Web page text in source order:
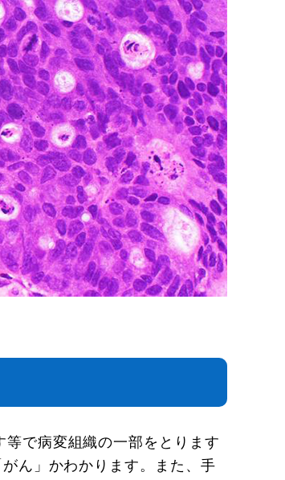
で病変組織の一部をとります
ん」かわかります。また、手